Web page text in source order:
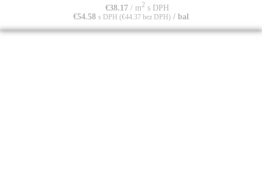
€38.17/ m2s DPH
€54.58 s DPH (€44.37 bez DPH) / bal